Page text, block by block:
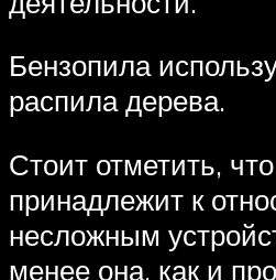
Бензопила
распила дерева.
Стоит отметить,
принадлежит к
несложным
менее она, как и